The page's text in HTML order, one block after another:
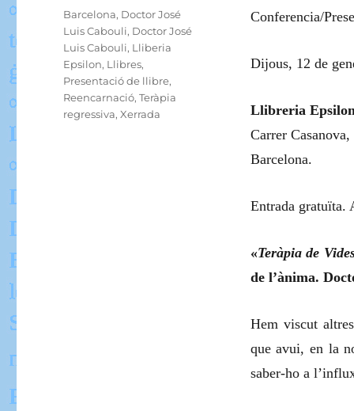
Conferencia/
Dijous, 12 de
Llibreria
Carrer Casanova,
Barcelona.
Entrada gratuïta.
«Teràpia de
de l’ànima.
Hem viscut
que avui, en la
saber-ho a
Categories
Barcelona, Doctor José
Luis Cabouli, Doctor José
Luis Cabouli, Lliberia
Epsilon, Llibres,
Presentació de llibre,
Reencarnació,Teràpia
regressiva,Xerrada